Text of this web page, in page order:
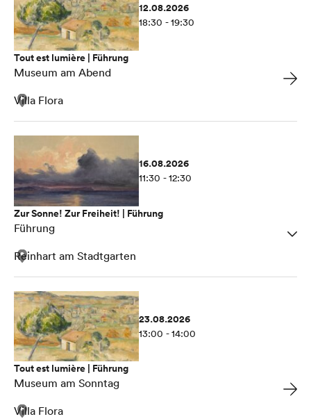
12.08.2026
18:30 - 19:30
Tout est lumière | Führung
Museum am Abend
Villa Flora
16.08.2026
11:30 - 12:30
Zur Sonne! Zur Freiheit! | Führung
Führung
Reinhart am Stadtgarten
23.08.2026
13:00 - 14:00
Tout est lumière | Führung
Museum am Sonntag
Villa Flora